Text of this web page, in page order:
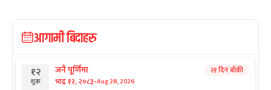
आगामी बिदाहरु
१२
शुक्र
जनै पूर्णिमा
भाद्र १२, २०८३-Aug 28, 2026
२१ दिन बाँकी